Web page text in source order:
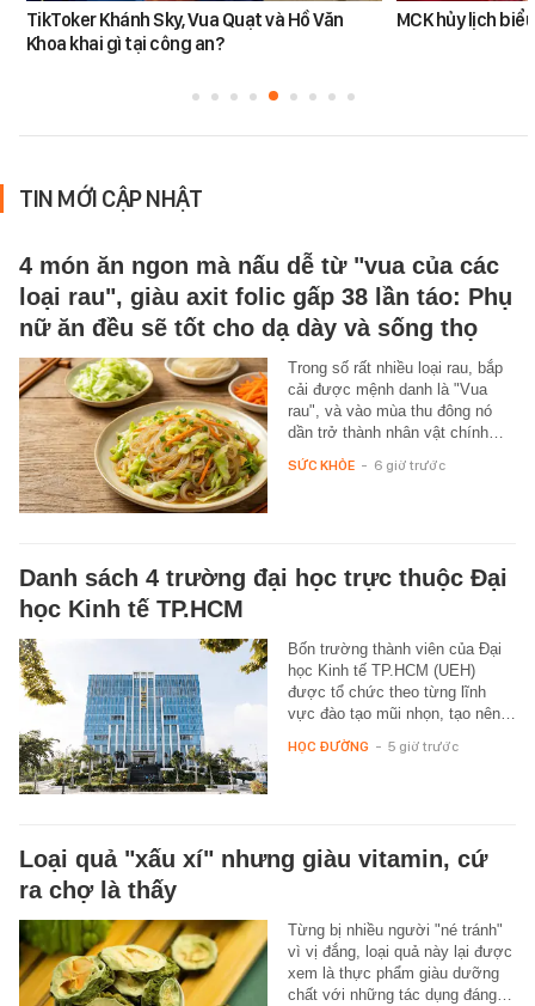
TikToker Khánh Sky, Vua Quạt và Hồ Văn
Khoa khai gì tại công an?
MCK hủy lịch
TIN MỚI CẬP NHẬT
4 món ăn ngon mà nấu dễ từ "vua của các
loại rau", giàu axit folic gấp 38 lần táo: Phụ
nữ ăn đều sẽ tốt cho dạ dày và sống thọ
Trong số rất nhiều loại rau, bắp
cải được mệnh danh là "Vua
rau", và vào mùa thu đông nó
dần trở thành nhân vật chính…
SỨC KHỎE - 6 giờ trước
Danh sách 4 trường đại học trực thuộc Đại
học Kinh tế TP.HCM
Bốn trường thành viên của Đại
học Kinh tế TP.HCM (UEH)
được tổ chức theo từng lĩnh
vực đào tạo mũi nhọn, tạo nên…
HỌC ĐƯỜNG - 5 giờ trước
Loại quả "xấu xí" nhưng giàu vitamin, cứ
ra chợ là thấy
Từng bị nhiều người "né tránh"
vì vị đắng, loại quả này lại được
xem là thực phẩm giàu dưỡng
chất với những tác dụng đáng…